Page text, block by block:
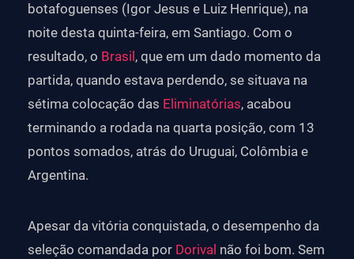
botafoguenses (Igor Jesus e Luiz Henrique), na
noite desta quinta-feira, em Santiago. Com o
resultado, o Brasil , que em um dado momento da
partida, quando estava perdendo, se situava na
sétima colocação das Eliminatórias, acabou
terminando a rodada na quarta posição, com 13
pontos somados, atrás do Uruguai, Colômbia e
Argentina.
Apesar da vitória conquistada, o desempenho da
seleção comandada por Dorival não foi bom. Sem